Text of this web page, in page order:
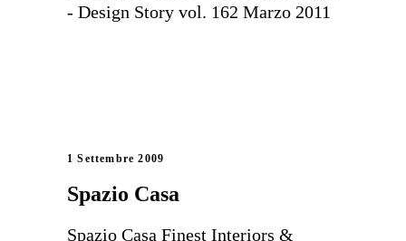
- Design Story vol. 162 Marzo 2011
1 Settembre 2009
Spazio Casa
Spazio Casa Finest Interiors &